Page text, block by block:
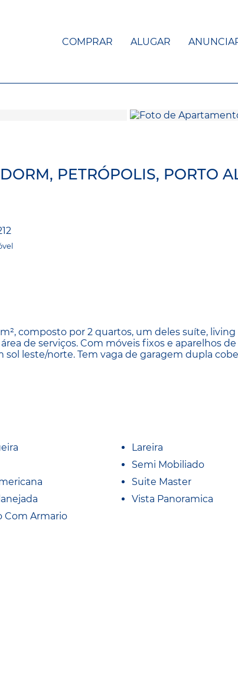
COMPRAR ALUGAR
PETRÓPOLIS, PORTO
composto por 2 quartos, um deles suíte,
de serviços. Com móveis fixos e aparelhos de
leste/norte. Tem vaga de garagem dupla
Com Armario
Lareira
Semi Mobiliado
Suite Master
Vista Panoramica